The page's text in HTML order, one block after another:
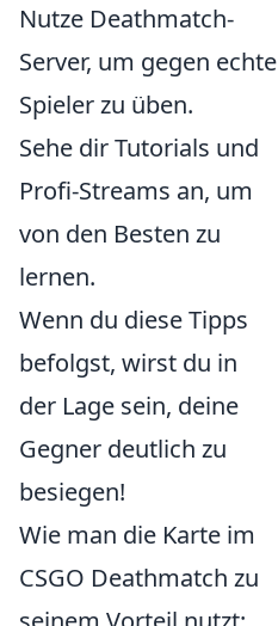
Nutze Deathmatch-
Server, um gegen echte
Spieler zu üben.
Sehe dir Tutorials und
Profi-Streams an, um
von den Besten zu
lernen.
Wenn du diese Tipps
befolgst, wirst du in
der Lage sein, deine
Gegner deutlich zu
besiegen!
Wie man die Karte im
CSGO Deathmatch zu